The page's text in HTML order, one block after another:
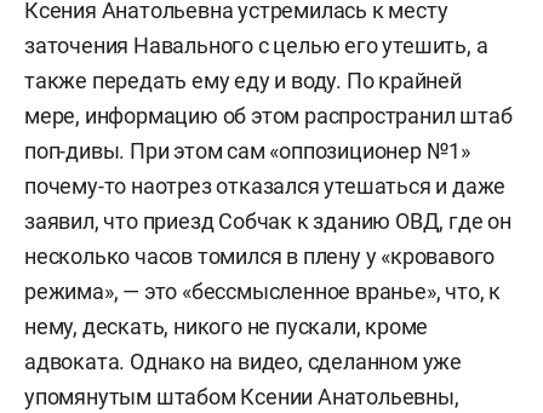
Ксения Анатольевна устремилась к месту
заточения Навального с целью его утешить, а
также передать ему еду и воду. По крайней
мере, информацию об этом распространил штаб
поп-дивы. При этом сам «оппозиционер №1»
почему-то наотрез отказался утешаться и даже
заявил, что приезд Собчак к зданию ОВД, где он
несколько часов томился в плену у «кровавого
режима», — это «бессмысленное вранье», что, к
нему, дескать, никого не пускали, кроме
адвоката. Однако на видео, сделанном уже
упомянутым штабом Ксении Анатольевны,